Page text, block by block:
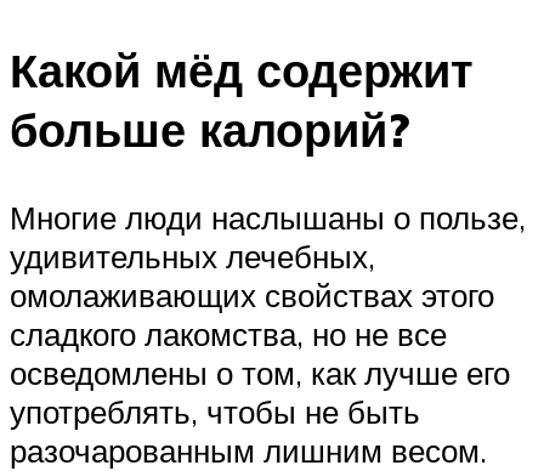
ОЧИСТКА БАССЕЙНОВ
Какой мёд содержит
больше калорий?
Многие люди наслышаны о пользе,
удивительных лечебных,
омолаживающих свойствах этого
сладкого лакомства, но не все
осведомлены о том, как лучше его
употреблять, чтобы не быть
разочарованным лишним весом.